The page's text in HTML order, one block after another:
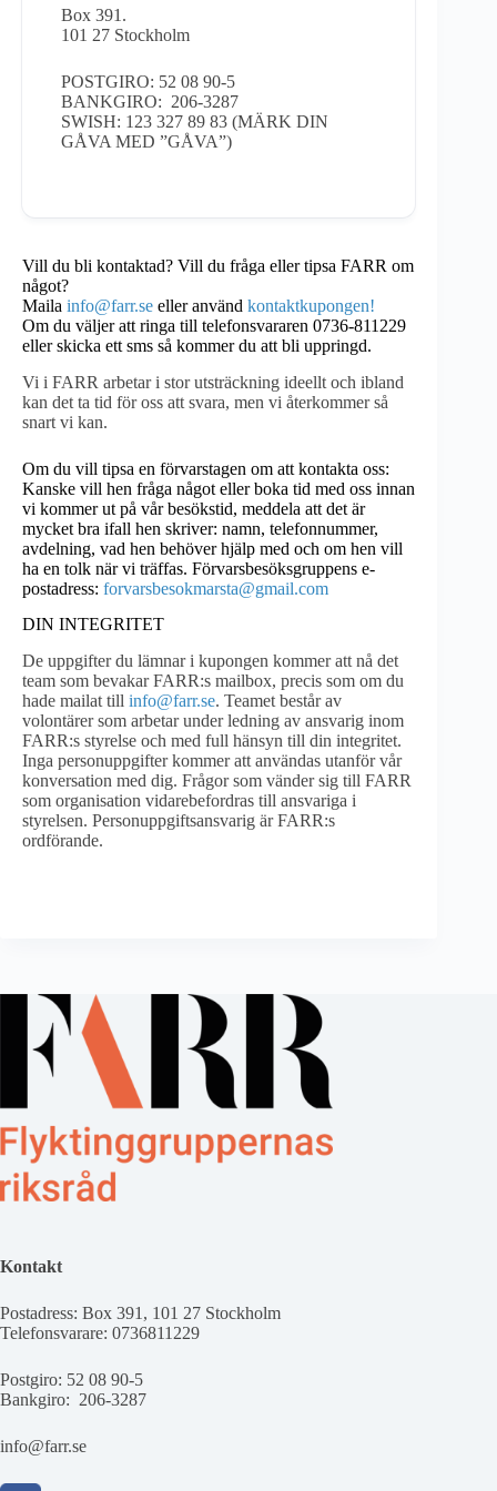
Box 391.
101 27 Stockholm
POSTGIRO: 52 08 90-5
BANKGIRO: 206-3287
SWISH: 123 327 89 83 (MÄRK DIN
GÅVA MED ”GÅVA”)
Vill du bli kontaktad? Vill du fråga eller tipsa FARR om
något?
Maila info@farr.se eller använd kontaktkupongen!
Om du väljer att ringa till telefonsvararen 0736-811229
eller skicka ett sms så kommer du att bli uppringd.
Vi i FARR arbetar i stor utsträckning ideellt och ibland
kan det ta tid för oss att svara, men vi återkommer så
snart vi kan.
Om du vill tipsa en förvarstagen om att kontakta oss:
Kanske vill hen fråga något eller boka tid med oss innan
vi kommer ut på vår besökstid, meddela att det är
mycket bra ifall hen skriver: namn, telefonnummer,
avdelning, vad hen behöver hjälp med och om hen vill
ha en tolk när vi träffas. Förvarsbesöksgruppens e-
postadress: forvarsbesokmarsta@gmail.com
DIN INTEGRITET
De uppgifter du lämnar i kupongen kommer att nå det
team som bevakar FARR:s mailbox, precis som om du
hade mailat till info@farr.se. Teamet består av
volontärer som arbetar under ledning av ansvarig inom
FARR:s styrelse och med full hänsyn till din integritet.
Inga personuppgifter kommer att användas utanför vår
konversation med dig. Frågor som vänder sig till FARR
som organisation vidarebefordras till ansvariga i
styrelsen. Personuppgiftsansvarig är FARR:s
ordförande.
Kontakt
Postadress: Box 391, 101 27 Stockholm
Telefonsvarare: 0736811229
Postgiro: 52 08 90-5
Bankgiro: 206-3287
info@farr.se